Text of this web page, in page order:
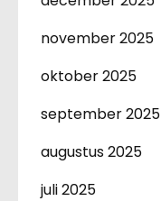
november 2025
oktober 2025
september 2025
augustus 2025
juli 2025